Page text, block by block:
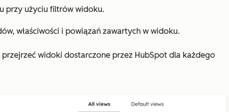
przy użyciu filtrów widoku.
właściwości i powiązań zawartych w widoku.
przejrzeć widoki dostarczone przez HubSpot dla każdego